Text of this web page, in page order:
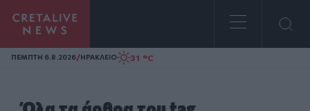
Homepage
ΠΕΜΠΤΗ 6.8.2026/ΗΡΑΚΛΕΙΟ 31 °C